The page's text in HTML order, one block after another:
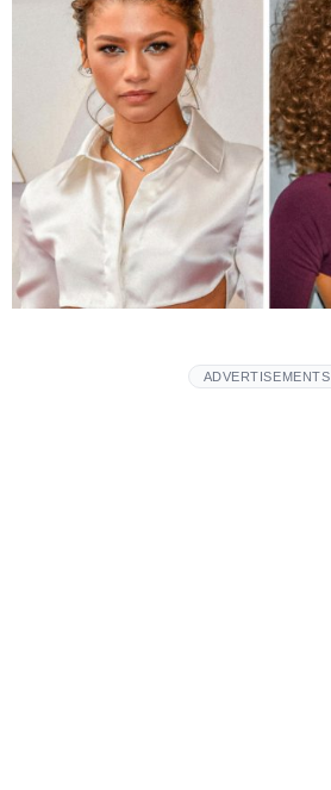
ADVERTISEMENTS